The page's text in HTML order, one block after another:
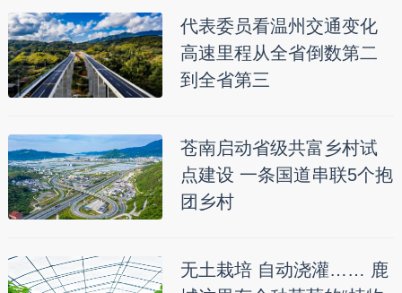
代表委员看温州交通变化
高速里程从全省倒数第二
到全省第三
苍南启动省级共富乡村试
点建设 一条国道串联5个抱
团乡村
无土栽培 自动浇灌…… 鹿